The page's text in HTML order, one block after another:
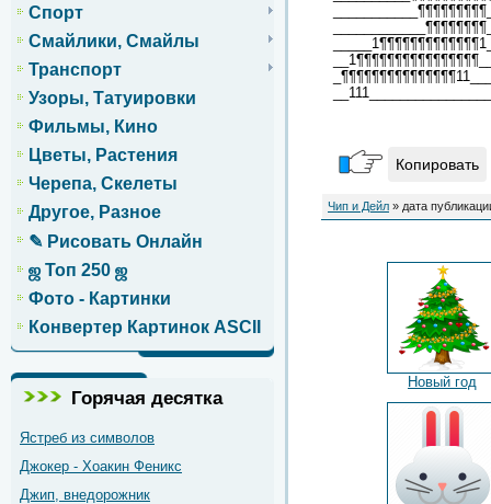
Спорт
Смайлики, Смайлы
Транспорт
Узоры, Татуировки
Фильмы, Кино
Цветы, Растения
Черепа, Скелеты
Другое, Разное
✎ Рисовать Онлайн
ஜ Топ 250 ஜ
Фото - Картинки
Конвертер Картинок ASCII
Горячая десятка
Ястреб из символов
Джокер - Хоакин Феникс
Джип, внедорожник
Копировать
Чип и Дейл » дата
Новый год